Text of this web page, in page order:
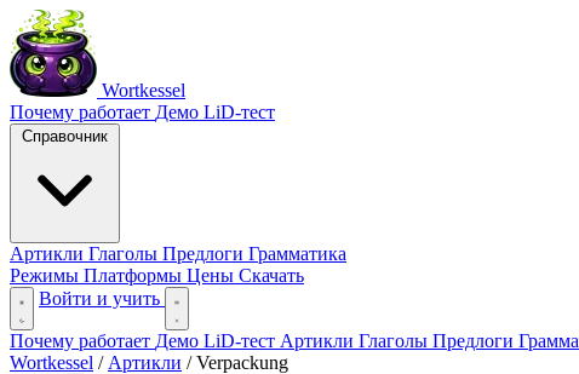
Wortkessel
Почему работает Демо LiD-тест
Справочник
Артикли Глаголы Предлоги Грамматика
Режимы Платформы Цены Скачать
Войти и учить
Почему работает Демо LiD-тест Артикли Глаголы Предлоги
Wortkessel / Артикли / Verpackung